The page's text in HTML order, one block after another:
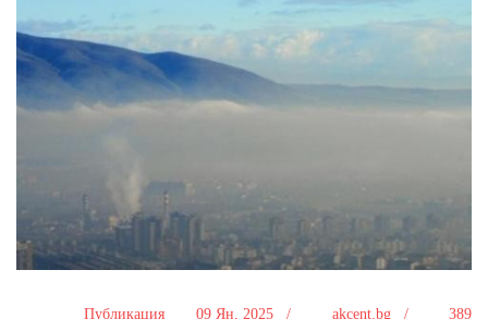
Публикация 09 Ян, 2025 / akcent.bg / 389